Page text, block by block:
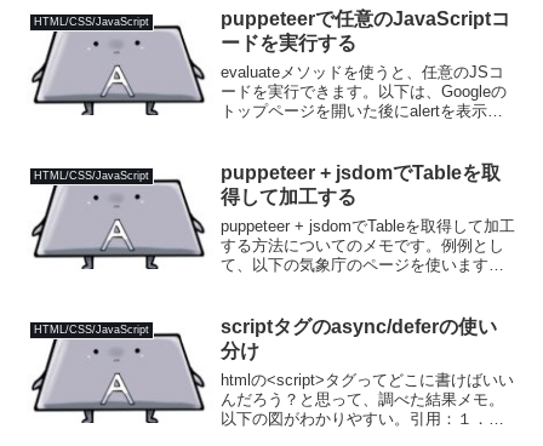
別に書...
HTML/CSS/JavaScript
puppeteerで任意のJavaScriptコ
ードを実行する
evaluateメソッドを使うと、任意のJSコ
ードを実行できます。以下は、Googleの
トップページを開いた後にalertを表示す
HTML/CSS/JavaScript
puppeteer + jsdomでTableを取
得して加工する
puppeteer + jsdomでTableを取得して加工
する方法についてのメモです。例例とし
て、以下の気象庁のページを使います。
て、赤枠部分だけが表示されるよ...
HTML/CSS/JavaScript
scriptタグのasync/deferの使い
分け
htmlの<script>タグってどこに書けばいい
んだろう？と思って、調べた結果メモ。
以下の図がわかりやすい。引用：１．